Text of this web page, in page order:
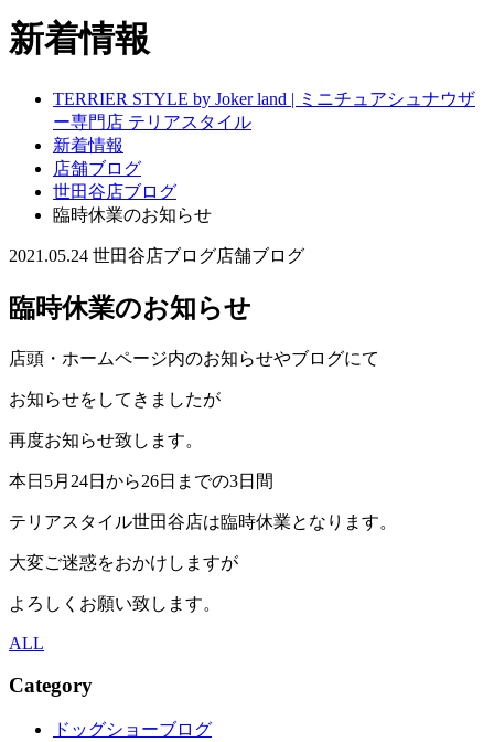
新着情報
TERRIER STYLE by Joker land | ミニチュアシュナウザ
ー専門店 テリアスタイル
新着情報
店舗ブログ
世田谷店ブログ
臨時休業のお知らせ
2021.05.24 世田谷店ブログ店舗ブログ
臨時休業のお知らせ
店頭・ホームページ内のお知らせやブログにて
お知らせをしてきましたが
再度お知らせ致します。
本日5月24日から26日までの3日間
テリアスタイル世田谷店は臨時休業となります。
大変ご迷惑をおかけしますが
よろしくお願い致します。
ALL
Category
ドッグショーブログ